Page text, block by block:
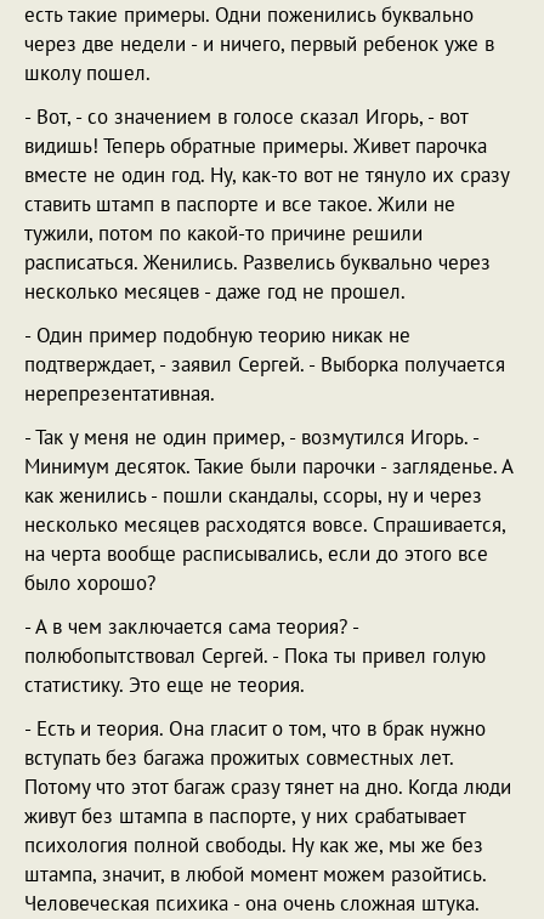
есть такие примеры. Одни поженились буквально
через две недели - и ничего, первый ребенок уже в
школу пошел.
- Вот, - со значением в голосе сказал Игорь, - вот
видишь! Теперь обратные примеры. Живет парочка
вместе не один год. Ну, как-то вот не тянуло их сразу
ставить штамп в паспорте и все такое. Жили не
тужили, потом по какой-то причине решили
расписаться. Женились. Развелись буквально через
несколько месяцев - даже год не прошел.
- Один пример подобную теорию никак не
подтверждает, - заявил Сергей. - Выборка получается
нерепрезентативная.
- Так у меня не один пример, - возмутился Игорь. -
Минимум десяток. Такие были парочки - загляденье. А
как женились - пошли скандалы, ссоры, ну и через
несколько месяцев расходятся вовсе. Спрашивается,
на черта вообще расписывались, если до этого все
было хорошо?
- А в чем заключается сама теория? -
полюбопытствовал Сергей. - Пока ты привел голую
статистику. Это еще не теория.
- Есть и теория. Она гласит о том, что в брак нужно
вступать без багажа прожитых совместных лет.
Потому что этот багаж сразу тянет на дно. Когда люди
живут без штампа в паспорте, у них срабатывает
психология полной свободы. Ну как же, мы же без
штампа, значит, в любой момент можем разойтись.
Человеческая психика - она очень сложная штука.